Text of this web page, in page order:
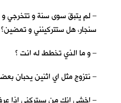
– لم يتبقَ سوى سنة و تتخرجي
سنجار، هل ستتركينني و تمضين؟
– و ما الذي تخطط له انت ؟
– نتزوج مثل اي اثنين يحبان